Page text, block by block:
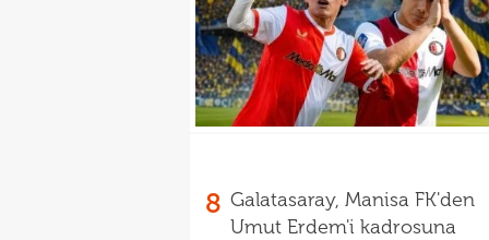
8 Galatasaray, Manisa FK'den
Umut Erdem'i kadrosuna